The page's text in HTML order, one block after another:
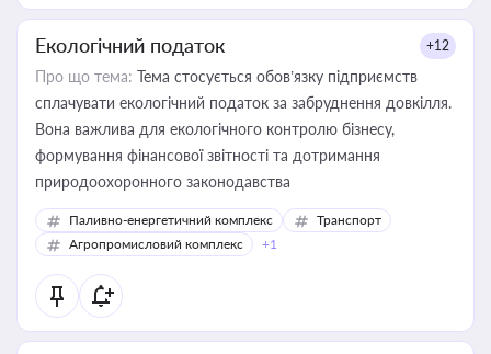
Екологічний податок +12
Про що тема: Тема стосується обов’язку підприємств
сплачувати екологічний податок за забруднення довкілля.
Вона важлива для екологічного контролю бізнесу,
формування фінансової звітності та дотримання
природоохоронного законодавства
Паливно-енергетичний комплекс
Транспорт
Агропромисловий комплекс
+1